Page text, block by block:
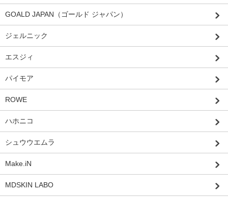
GOALD JAPAN（ゴールド ジャパン）
ジェルニック
エスジィ
パイモア
ROWE
ハホニコ
シュウウエムラ
Make.iN
MDSKIN LABO